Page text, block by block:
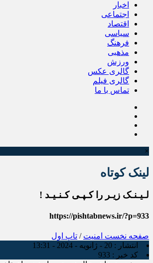
اخبار
اجتماعی
اقتصاد
سیاسی
فرهنگ
مذهبی
ورزش
گالری عکس
گالری فیلم
تماس با ما
×
لینک کوتاه
لـیـنـک زیـر را کـپـی کـنـیـد !
https://pishtabnews.ir/?p=933
صفحه نخست امنیت / تاپ اول
انتشار : 20 - ژانویه - 2024 - 13:31
کد خبر : 933